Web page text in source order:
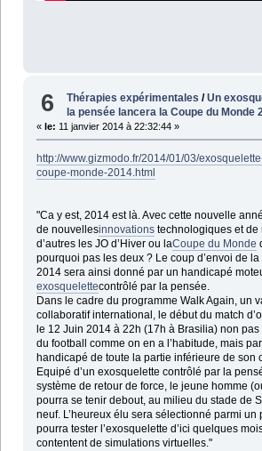
6 Thérapies expérimentales /Un
la pensée lancera la Coupe du Monde
« le: 11 janvier 2014 à 22:32:44 »
http://www.gizmodo.fr/2014/01/03/
coupe-monde-2014.html
"Ca y est, 2014 est là. Avec cette nouvelle
de nouvellesinnovationstechnologiques et de
d’autres les JO d’Hiver ou laCoupe du Monde
pourquoi pas les deux ? Le coup d’envoi de
2014 sera ainsi donné par un handicapé
exosquelettecontrôlé par la pensée.
Dans le cadre du programme Walk Again, un
collaboratif international, le début du match
le 12 Juin 2014 à 22h (17h à Brasilia) non
du football comme on en a l’habitude, mais
handicapé de toute la partie inférieure de son
Equipé d’un exosquelette contrôlé par la
système de retour de force, le jeune homme
pourra se tenir debout, au milieu du stade de
neuf. L’heureux élu sera sélectionné parmi un
pourra tester l’exosquelette d’ici quelques
contentent de simulations virtuelles."